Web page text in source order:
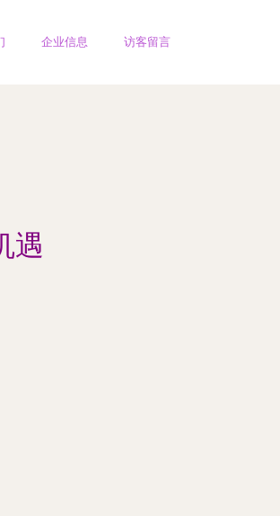
企业信息 访客留言
遇